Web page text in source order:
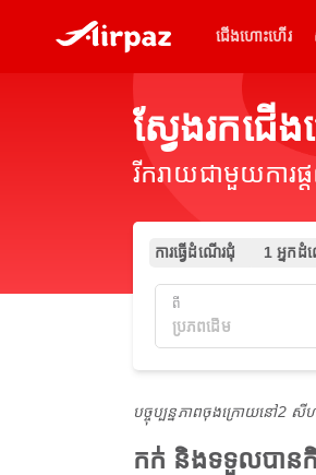
ជើងហោះហើរ
ស្វែងរកជើ
រីករាយជាមួយការ
ការធ្វើដំណើរជុំ 1 អ្នកដំ
ពី
បច្ចុប្បន្នភាពចុងក្រោយនៅ2 សីហ
កក់ និងទទួលបាន